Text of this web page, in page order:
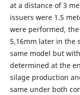
at a distance of 3
issuers were 1.5
were performed,
5,16mm later in the
same model but
determined at the
silage production
same under both